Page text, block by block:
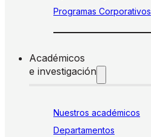
Programas Corporativos
Académicos
e investigación
Nuestros académicos
Departamentos